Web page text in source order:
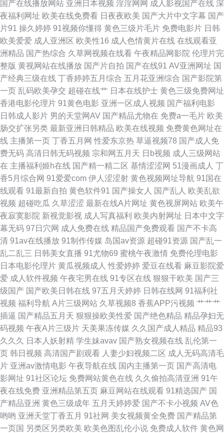
品视频 www经典av 视频国产在线观看91 超碰在线大青青青青 阿v免费观看
在线 亚洲黄色hfh 日本一区二区三区A片 日韩干狠狠 影音先锋中文AV 精品伦
A片视频 四虎AV淫国产精东 日韩福利网址 92视频福利导航 国产自拍网站 午
夜成人手机视频 91在线网址观看 国内性爱肏屄视频 日本乱码 日韩A级视频
免费看 91少妇黑丝在线观看 豆花网在线观看完整 探花足浴在线观看 91激情
电影在线观看 福利破解91 五月天日日干 A片不卡区 天堂者色网 ts另类国产
福利视频 色悠悠成人综合 超碰在线国产人人 午夜福利合集一区观看 大香蕉
玖玖 香蕉免费视频导航 国产自拍网站 91密臀久久 日本黄页 a日韩片 婷婷精
品视频二区三区 操BK爱爱 深爱激情网综合 导航福利老牛 午夜成人精品视频
在线 久久国产ab 91网站小视频 日韩视频一类 91在线免费观看网页 日本一
本不卡 www午夜福利AV 天堂男人黄网 超碰69资源 香蕉视频很黄 九九热
000 91视频观看 日韩精品无码一 成人无码久久蜜桃网站 91吃瓜熟女 日本成
人网片 91新视频 欧美第1色网 日韩激情网页 日韩无码兔费 99精品在线 午夜
成人手机在线 成人电彭 先锋影音毛片 大香蕉9久1 先锋成人色av影院 成人在
线超碰91 亚洲精品蜜桃成人 福利视频国 亚洲欧美日韩传媒 高清无码动漫18
亚洲欧美啪啪免费视频 国产福利精品久久让 综合色久悠悠 黄色链接 91国产
精品三级蜜臀 青青草青青老司机 成人福利网站 影音先锋AV一级大片
国产在线播放网站 亚洲日本视频 淫淫网网 成人影视国产在线 深
夜福利网址 欧美在线免费看 日夜夜欧美 国产大片中文字幕 国产
片91 操久婷婷 91视频你懂得 黄色三级片毛片 免费电影片 日韩
欧美爱爱 成人亚洲区 欧美性16 成人色情黄片在线 在线观看亚
洲精品 国产热综合 久草网视频在线看 午夜精品网影院 伦理片完
整版 黄视网站在线播放 国产片自拍 国产在线91 AV亚洲网址 国
产经典三级在线 丁香婷婷五月综合 五月花亚洲综合 国产影院第
一页 乱码欧美孕交 超碰在线艹 日本在线护士 黄色三级免费网址
香港电影伦理片 91黄色电影 亚洲一区成人视频 国产福利电影
日韩成人影片 男的天堂网AV 国产精品尤物在 免费a一毛片 欧美
肠交扩张另类 最新亚洲日韩精品 欧美在线视频 免费黄色网址在
线 主播第一页 丁香五月网 性爱东京热 草逼视频78 国产成人免
费无码 高清日韩无码视频 宗和网五月天 日b视频 成人三级网站
在 主播福利姬h在线 国产精一精二区 基情涩涩网 51漫画成人 丁
香5月综合网 91爱爱com 伊人涩涩射 黄色视频网址导航 91国在
线观看 91最新自拍 黄色软件91 国产操女人 国产乱人 欧美乱欲
视频 超碰吃瓜 久草涩涩 最新在线A片网址 黄色视屏网站 欧美午
夜寂寞影院 新视觉影视 成人写真福利 欧美内射网址 日本中文字
幕无码 97日穴网 成人免费在线 精品国产免费观看 国产不卡高
清 91av在线播放 91制作传媒 岛国av资源 超碰91资源 国产乱一
乱二乱三 日韩美女直播 91尤物69 蜜桃午夜激情 免费伦理电影
日本电影伦理片 黄瓜视频成人 性爱婷婷 爱豆在线看 麻豆影院爱
爱 成人软件视频 午夜宅男在线 91专区在线 狠狠干欧美 国产三
级国产 国产欧美日韩在线 97五月天婷婷 日韩在线网 91福利社
视频 福利导航 A片三级网站 久草视频8 香蕉APP污视频 艹艹艹
插逼 国产精品五月天 狠狠操欧美性爱 国产绝色精品 精品孕妇无
码视频 午夜A片三级片 天美果冻传媒 久久国产成人精品 精品93
久久久
日本人妖射精 学生妹avav 国产熟女视频在线 乱伦第一
页 韩日视频 高清国产剧观看 人妻少妇视频二区 成人无码高清毛
片 亚洲av激情电影 午夜导航在线 国内主播第一页 国产高清电
影网址 91社区论坛 免费网站黄色在线 久久偷拍高清亚洲 91午
夜在线免费 亚洲精品第五页 麻豆网站在线观看 91精选国产 国
产精品亚洲 黄色三级成年 五月天婷婷爱 国产不卡小视频 AV色
哟哟 亚洲天堂丁香五月 91社网 美女视频黄全免费 国产精品第
一页国 另类区另类欧美 欧美色图乱伦小说 免费成人软件 黄色网